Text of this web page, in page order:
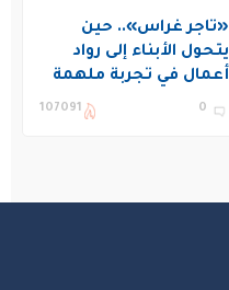
«تاجر غراس».. حين
يتحول الأبناء إلى رواد
أعمال في تجربة ملهمة
بنادي غراس الصيفي
0
107091